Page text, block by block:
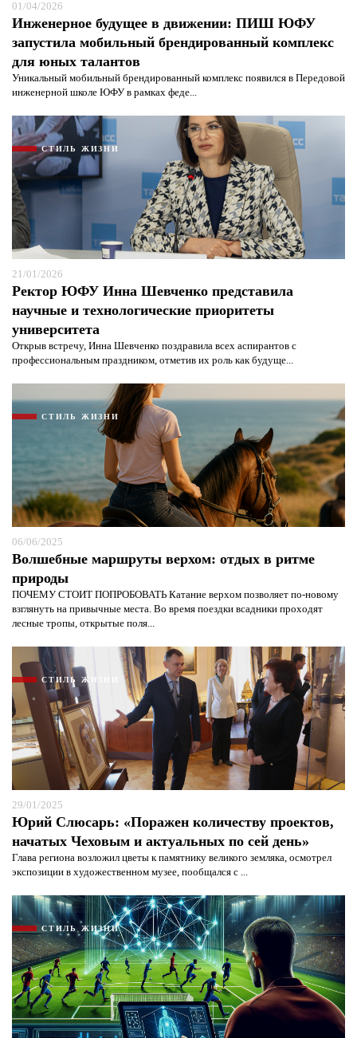
01/04/2026
Инженерное будущее в движении: ПИШ ЮФУ
запустила мобильный брендированный комплекс
для юных талантов
Уникальный мобильный брендированный комплекс появился в Передовой
инженерной школе ЮФУ в рамках феде...
СТИЛЬ ЖИЗНИ
21/01/2026
Ректор ЮФУ Инна Шевченко представила
научные и технологические приоритеты
университета
Открыв встречу, Инна Шевченко поздравила всех аспирантов с
профессиональным праздником, отметив их роль как будуще...
СТИЛЬ ЖИЗНИ
06/06/2025
Волшебные маршруты верхом: отдых в ритме
природы
ПОЧЕМУ СТОИТ ПОПРОБОВАТЬ Катание верхом позволяет по-новому
взглянуть на привычные места. Во время поездки всадники проходят
лесные тропы, открытые поля...
СТИЛЬ ЖИЗНИ
29/01/2025
Юрий Слюсарь: «Поражен количеству проектов,
начатых Чеховым и актуальных по сей день»
Глава региона возложил цветы к памятнику великого земляка, осмотрел
экспозиции в художественном музее, пообщался с ...
СТИЛЬ ЖИЗНИ